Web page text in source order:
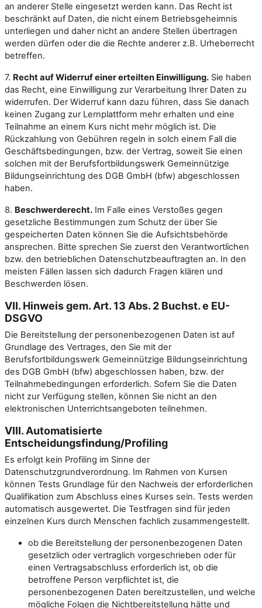
an anderer Stelle eingesetzt werden kann. Das Recht ist
beschränkt auf Daten, die nicht einem Betriebsgeheimnis
unterliegen und daher nicht an andere Stellen übertragen
werden dürfen oder die die Rechte anderer z.B. Urheberrecht
betreffen.
7. Recht auf Widerruf einer erteilten Einwilligung. Sie haben
das Recht, eine Einwilligung zur Verarbeitung Ihrer Daten zu
widerrufen. Der Widerruf kann dazu führen, dass Sie danach
keinen Zugang zur Lernplattform mehr erhalten und eine
Teilnahme an einem Kurs nicht mehr möglich ist. Die
Rückzahlung von Gebühren regeln in solch einem Fall die
Geschäftsbedingungen, bzw. der Vertrag, soweit Sie einen
solchen mit der Berufsfortbildungswerk Gemeinnützige
Bildungseinrichtung des DGB GmbH (bfw) abgeschlossen
haben.
8. Beschwerderecht. Im Falle eines Verstoßes gegen
gesetzliche Bestimmungen zum Schutz der über Sie
gespeicherten Daten können Sie die Aufsichtsbehörde
ansprechen. Bitte sprechen Sie zuerst den Verantwortlichen
bzw. den betrieblichen Datenschutzbeauftragten an. In den
meisten Fällen lassen sich dadurch Fragen klären und
Beschwerden lösen.
VII. Hinweis gem. Art. 13 Abs. 2 Buchst. e EU-
DSGVO
Die Bereitstellung der personenbezogenen Daten ist auf
Grundlage des Vertrages, den Sie mit der
Berufsfortbildungswerk Gemeinnützige Bildungseinrichtung
des DGB GmbH (bfw) abgeschlossen haben, bzw. der
Teilnahmebedingungen erforderlich. Sofern Sie die Daten
nicht zur Verfügung stellen, können Sie nicht an den
elektronischen Unterrichtsangeboten teilnehmen.
VIII. Automatisierte
Entscheidungsfindung/Profiling
Es erfolgt kein Profiling im Sinne der
Datenschutzgrundverordnung. Im Rahmen von Kursen
können Tests Grundlage für den Nachweis der erforderlichen
Qualifikation zum Abschluss eines Kurses sein. Tests werden
automatisch ausgewertet. Die Testfragen sind für jeden
einzelnen Kurs durch Menschen fachlich zusammengestellt.
ob die Bereitstellung der personenbezogenen Daten
gesetzlich oder vertraglich vorgeschrieben oder für
einen Vertragsabschluss erforderlich ist, ob die
betroffene Person verpflichtet ist, die
personenbezogenen Daten bereitzustellen, und welche
mögliche Folgen die Nichtbereitstellung hätte und